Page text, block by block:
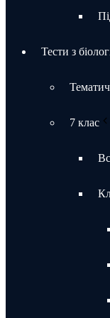
Тести з
7 клас